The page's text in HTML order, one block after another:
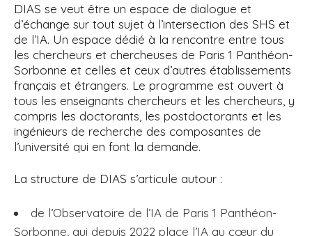
DIAS se veut être un espace de dialogue et
d’échange sur tout sujet à l’intersection des SHS et
de l’IA. Un espace dédié à la rencontre entre tous
les chercheurs et chercheuses de Paris 1 Panthéon-
Sorbonne et celles et ceux d’autres établissements
français et étrangers. Le programme est ouvert à
tous les enseignants chercheurs et les chercheurs, y
compris les doctorants, les postdoctorants et les
ingénieurs de recherche des composantes de
l’université qui en font la demande.
La structure de DIAS s’articule autour :
de l’Observatoire de l’IA de Paris 1 Panthéon-
Sorbonne, qui depuis 2022 place l’IA au cœur du